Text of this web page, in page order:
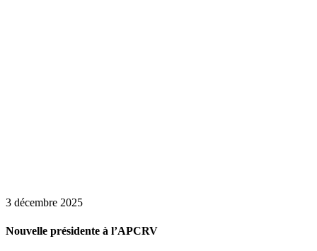
3 décembre 2025
Nouvelle présidente à l’APCRV